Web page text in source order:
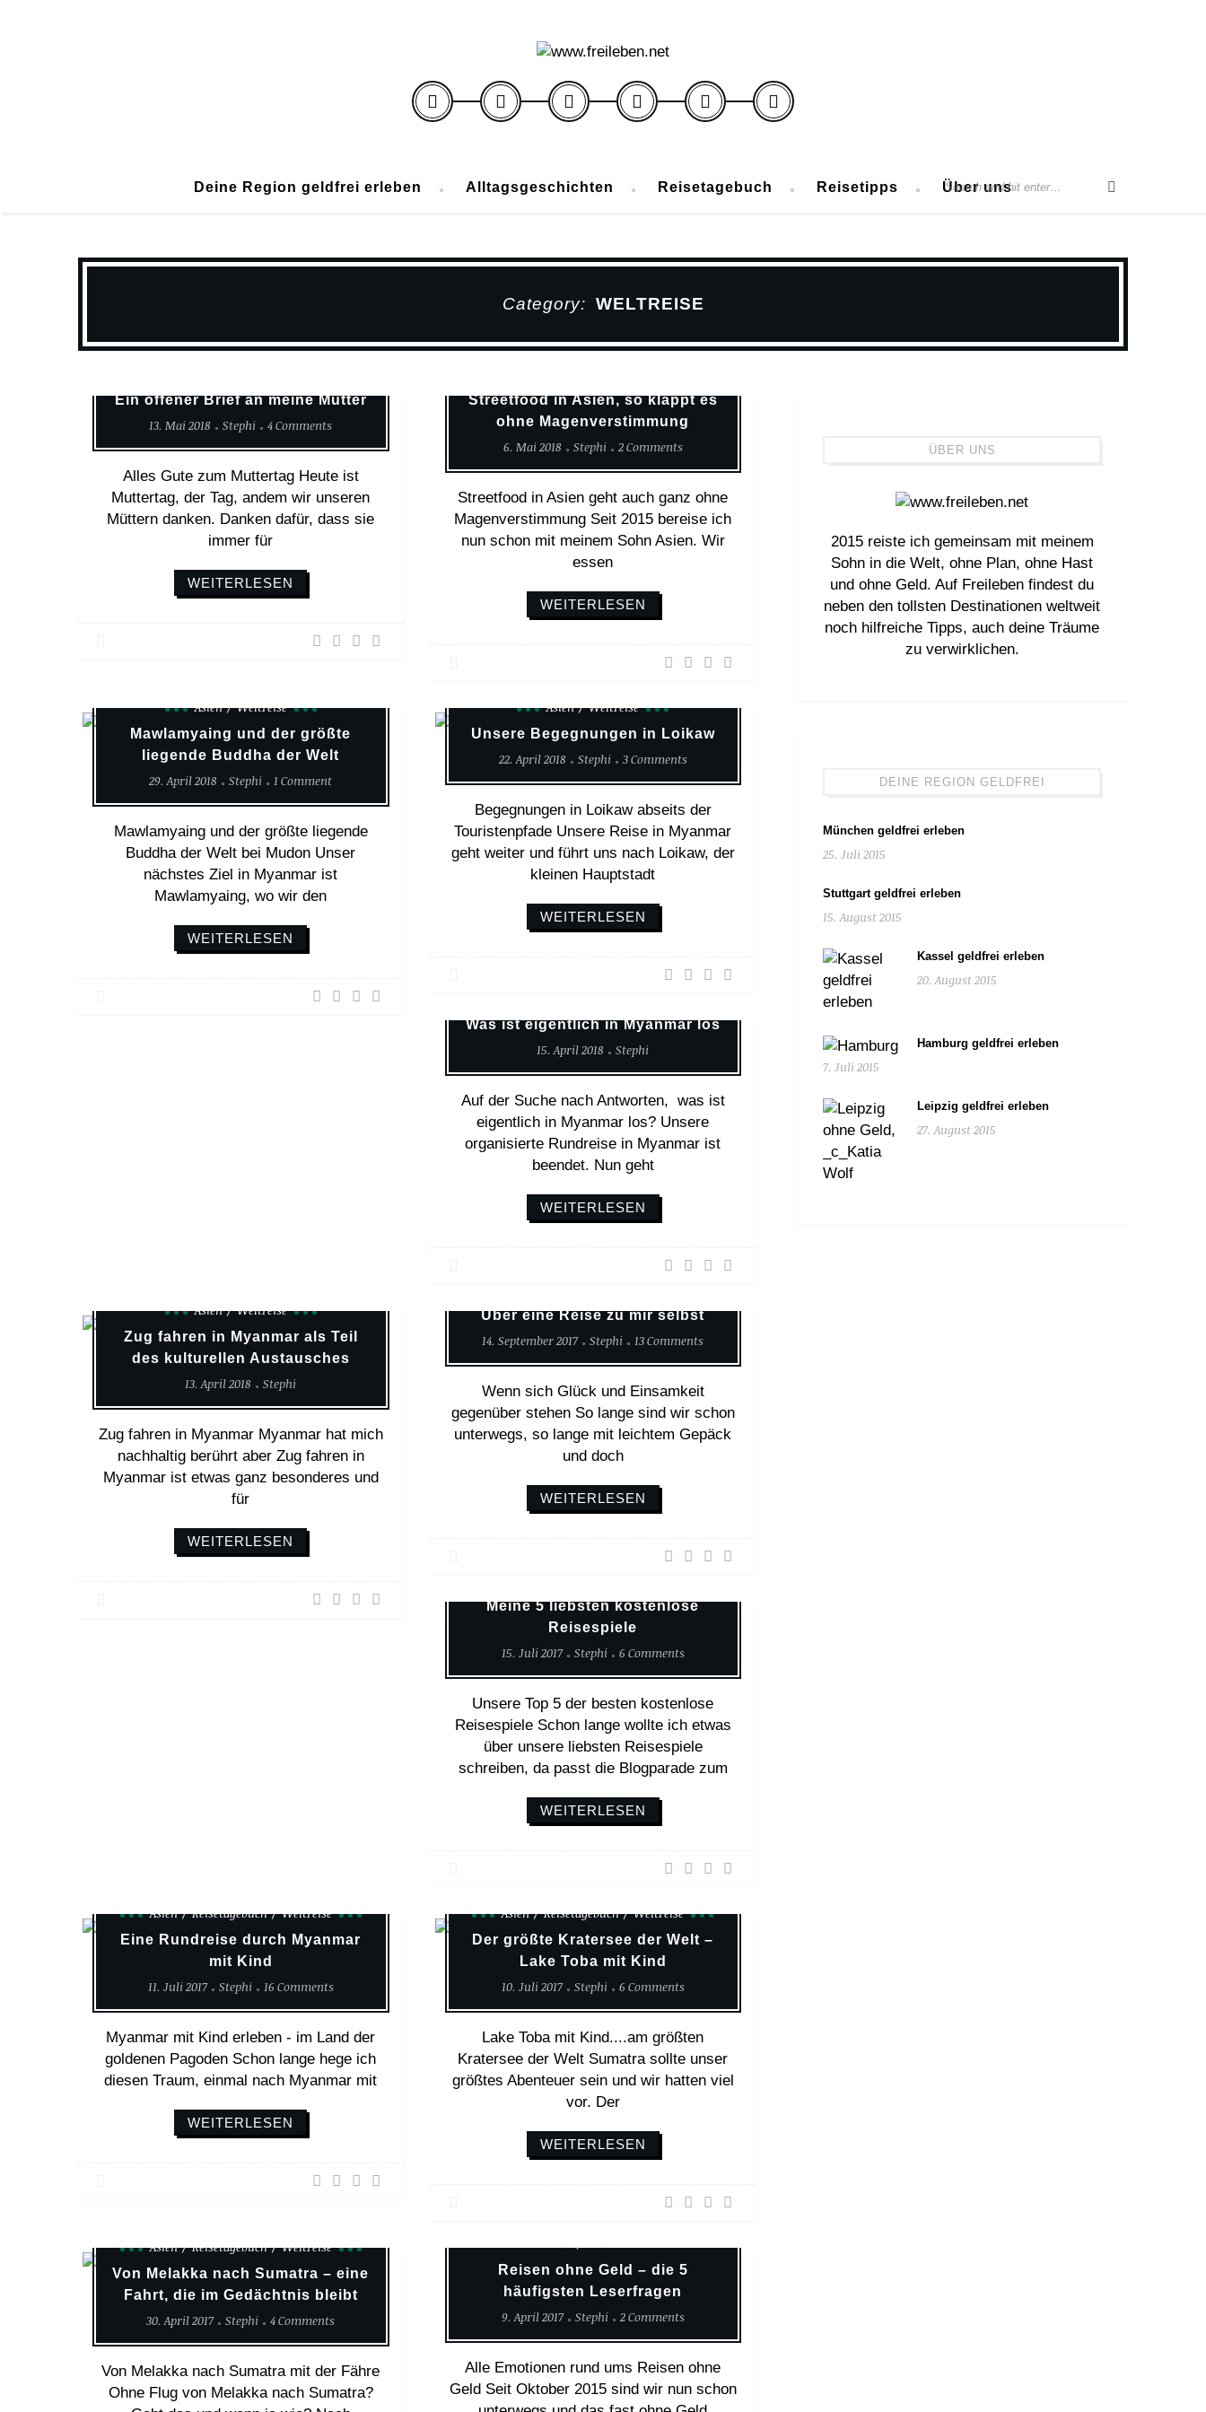
Deine Region geldfrei erleben Alltagsgeschichten Reisetagebuch Reisetipps Über uns
Category: WELTREISE
Ein offener Brief an meine Mutter
13. Mai 2018 Stephi 4 Comments
Alles Gute zum Muttertag Heute ist
Muttertag, der Tag, andem wir unseren
Müttern danken. Danken dafür, dass sie
immer für
WEITERLESEN
Streetfood in Asien, so klappt es
ohne Magenverstimmung
6. Mai 2018 Stephi 2 Comments
Streetfood in Asien geht auch ganz ohne
Magenverstimmung Seit 2015 bereise ich
nun schon mit meinem Sohn Asien. Wir
essen
WEITERLESEN
Asien Weltreise
Mawlamyaing und der größte
liegende Buddha der Welt
29. April 2018 Stephi 1 Comment
Mawlamyaing und der größte liegende
Buddha der Welt bei Mudon Unser
nächstes Ziel in Myanmar ist
Mawlamyaing, wo wir den
WEITERLESEN
Asien Weltreise
Unsere Begegnungen in Loikaw
22. April 2018 Stephi 3 Comments
Begegnungen in Loikaw abseits der
Touristenpfade Unsere Reise in Myanmar
geht weiter und führt uns nach Loikaw, der
kleinen Hauptstadt
WEITERLESEN
Was ist eigentlich in Myanmar los
15. April 2018 Stephi
Auf der Suche nach Antworten, was ist
eigentlich in Myanmar los? Unsere
organisierte Rundreise in Myanmar ist
beendet. Nun geht
WEITERLESEN
Asien Weltreise
Zug fahren in Myanmar als Teil
des kulturellen Austausches
13. April 2018 Stephi
Zug fahren in Myanmar Myanmar hat mich
nachhaltig berührt aber Zug fahren in
Myanmar ist etwas ganz besonderes und
für
WEITERLESEN
Über eine Reise zu mir selbst
14. September 2017 Stephi 13 Comments
Wenn sich Glück und Einsamkeit
gegenüber stehen So lange sind wir schon
unterwegs, so lange mit leichtem Gepäck
und doch
WEITERLESEN
Meine 5 liebsten kostenlose
Reisespiele
15. Juli 2017 Stephi 6 Comments
Unsere Top 5 der besten kostenlose
Reisespiele Schon lange wollte ich etwas
über unsere liebsten Reisespiele
schreiben, da passt die Blogparade zum
WEITERLESEN
Asien Reisetagebuch Weltreise
Eine Rundreise durch Myanmar
mit Kind
11. Juli 2017 Stephi 16 Comments
Myanmar mit Kind erleben - im Land der
goldenen Pagoden Schon lange hege ich
diesen Traum, einmal nach Myanmar mit
WEITERLESEN
Asien Reisetagebuch Weltreise
Der größte Kratersee der Welt –
Lake Toba mit Kind
10. Juli 2017 Stephi 6 Comments
Lake Toba mit Kind....am größten
Kratersee der Welt Sumatra sollte unser
größtes Abenteuer sein und wir hatten viel
vor. Der
WEITERLESEN
Asien Reisetagebuch Weltreise
Von Melakka nach Sumatra – eine
Fahrt, die im Gedächtnis bleibt
30. April 2017 Stephi 4 Comments
Von Melakka nach Sumatra mit der Fähre
Ohne Flug von Melakka nach Sumatra?
Reisen ohne Geld – die 5
häufigsten Leserfragen
9. April 2017 Stephi 2 Comments
Alle Emotionen rund ums Reisen ohne
Geld Seit Oktober 2015 sind wir nun schon
ÜBER UNS
2015 reiste ich gemeinsam mit meinem
Sohn in die Welt, ohne Plan, ohne Hast
und ohne Geld. Auf Freileben findest du
neben den tollsten Destinationen weltweit
noch hilfreiche Tipps, auch deine Träume
zu verwirklichen.
DEINE REGION GELDFREI
München geldfrei erleben
25. Juli 2015
Stuttgart geldfrei erleben
15. August 2015
Kassel geldfrei erleben
20. August 2015
Hamburg geldfrei erleben
7. Juli 2015
Leipzig geldfrei erleben
27. August 2015